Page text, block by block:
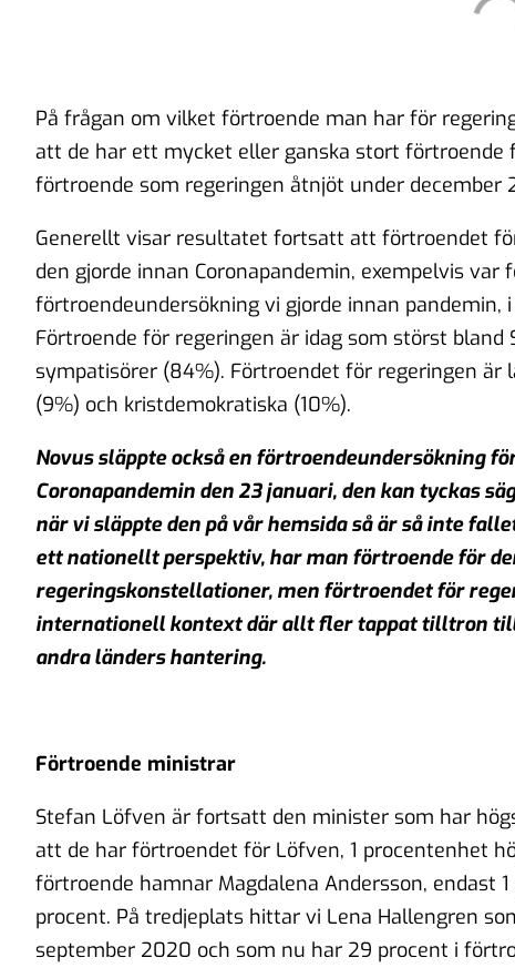
På frågan om vilket förtroende man har för
att de har ett mycket eller ganska stort förtroende
förtroende som regeringen åtnjöt under december
Generellt visar resultatet fortsatt att förtroendet
den gjorde innan Coronapandemin, exempelvis
förtroendeundersökning vi gjorde innan
Förtroende för regeringen är idag som störst bland
sympatisörer (84%). Förtroendet för regeringen är
(9%) och kristdemokratiska (10%).
Novus släppte också en förtroendeundersökning
Coronapandemin den 23 januari, den kan tyckas
när vi släppte den på vår hemsida så är så inte
ett nationellt perspektiv, har man förtroende för
regeringskonstellationer, men förtroendet för
internationell kontext där allt fler tappat tilltron
andra länders hantering.
Förtroende ministrar
Stefan Löfven är fortsatt den minister som har
att de har förtroendet för Löfven, 1 procentenhet
förtroende hamnar Magdalena Andersson, endast
procent. På tredjeplats hittar vi Lena Hallengren
september 2020 och som nu har 29 procent i